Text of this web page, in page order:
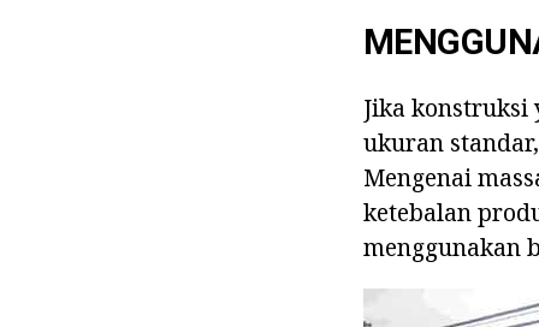
Jika konstruksi
ukuran
Mengenai
ketebalan
menggunakan